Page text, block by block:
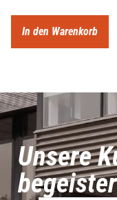
In den Warenkorb
Unsere